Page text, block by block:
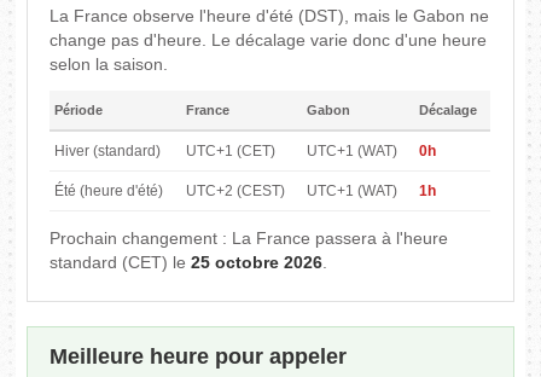
La France observe l'heure d'été (DST), mais le Gabon ne
change pas d'heure. Le décalage varie donc d'une heure
selon la saison.
Période France Gabon Décalage
Hiver (standard) UTC+1 (CET) UTC+1 (WAT) 0h
Été (heure d'été) UTC+2 (CEST) UTC+1 (WAT) 1h
Prochain changement : La France passera à l'heure
standard (CET) le25 octobre 2026.
Meilleure heure pour appeler